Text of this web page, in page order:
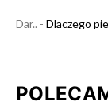
Dar.. - Dlaczego